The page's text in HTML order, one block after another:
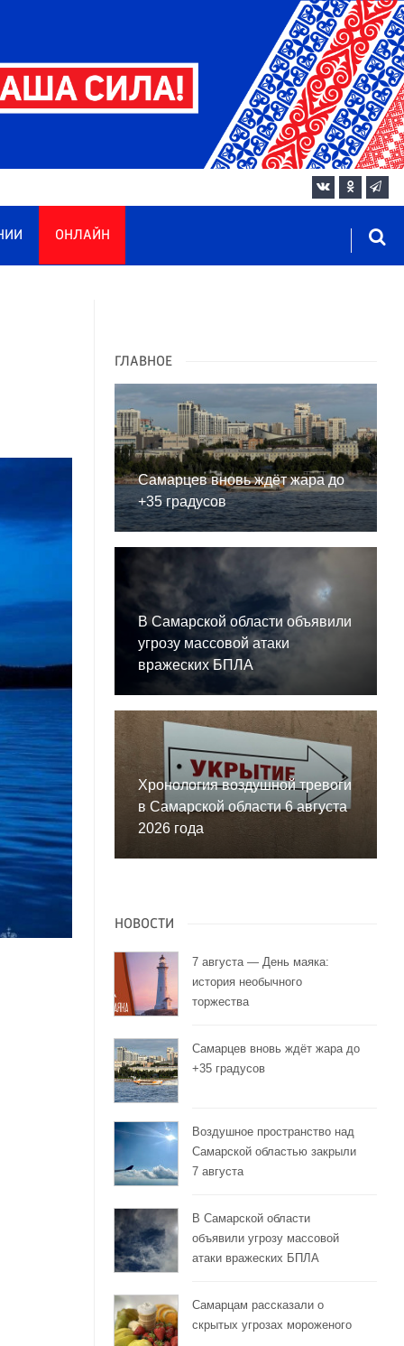
ОНЛАЙН
ГЛАВНОЕ
Самарцев вновь ждёт жара до
+35 градусов
В Самарской области объявили
угрозу массовой атаки
вражеских БПЛА
Хронология воздушной тревоги
в Самарской области 6 августа
2026 года
НОВОСТИ
7 августа — День маяка:
история необычного
торжества
Самарцев вновь ждёт жара до
+35 градусов
Воздушное пространство над
Самарской областью закрыли
7 августа
В Самарской области
объявили угрозу массовой
атаки вражеских БПЛА
Самарцам рассказали о
скрытых угрозах мороженого